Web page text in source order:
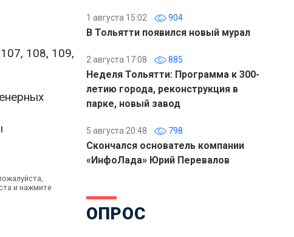
108, 109,
и нажмите
1 августа 15:02 904
В Тольятти появился новый мурал
2 августа 17:08 885
Неделя Тольятти: Программа к 300-
летию города, реконструкция в
парке, новый завод
5 августа 20:48 798
Скончался основатель компании
«ИнфоЛада» Юрий Перевалов
ОПРОС